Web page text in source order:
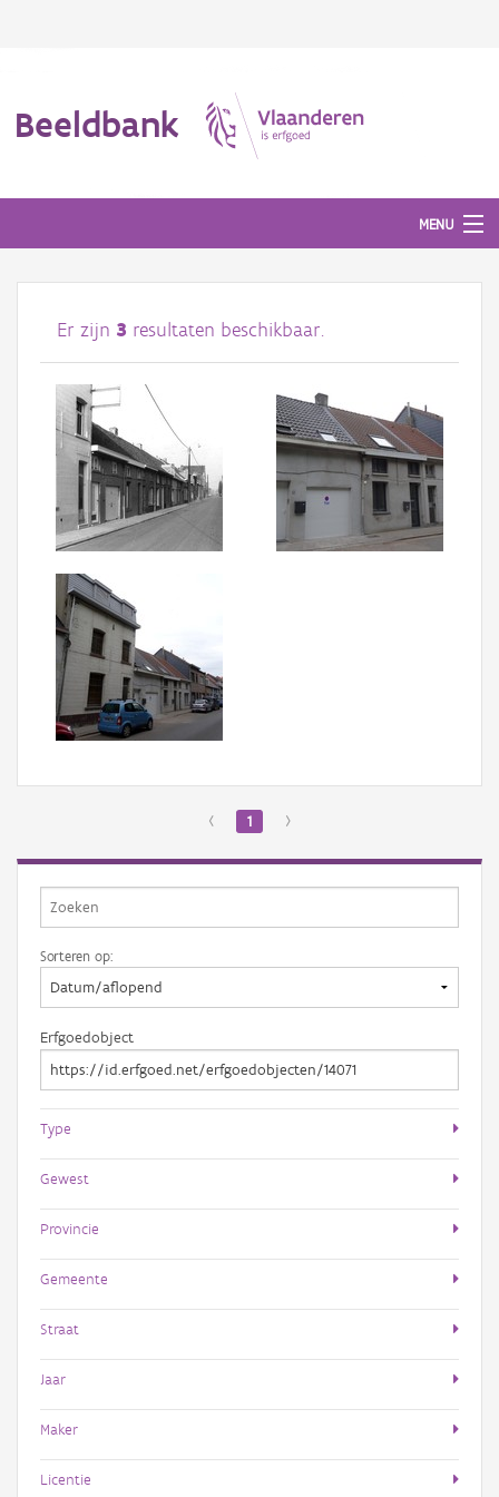
Beeldbank
MENU
Afbeeldingen
#BeeldIndeKijker
Hergebruik
Over ons
Aanmelden
Er zijn 3 resultaten beschikbaar.
‹ 1 ›
Sorteren op:
Erfgoedobject
Type
Gewest
Provincie
Gemeente
Straat
Jaar
Maker
Licentie